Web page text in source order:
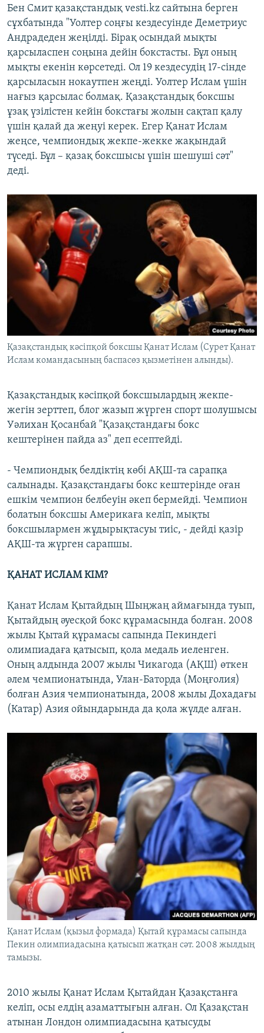
Бен Смит қазақстандық vesti.kz сайтына берген
сұхбатында "Уолтер соңғы кездесуінде Деметриус
Андрадеден жеңілді. Бірақ осындай мықты
қарсыласпен соңына дейін бокстасты. Бұл оның
мықты екенін көрсетеді. Ол 19 кездесудің 17-сінде
қарсыласын нокаутпен жеңді. Уолтер Ислам үшін
нағыз қарсылас болмақ. Қазақстандық боксшы
ұзақ үзілістен кейін бокстағы жолын сақтап қалу
үшін қалай да жеңуі керек. Егер Қанат Ислам
жеңсе, чемпиондық жекпе-жекке жақындай
түседі. Бұл – қазақ боксшысы үшін шешуші сәт"
деді.
Қазақстандық кәсіпқой боксшы Қанат Ислам (Сурет Қанат
Ислам командасының баспасөз қызметінен алынды).
Қазақстандық кәсіпқой боксшылардың жекпе-
жегін зерттеп, блог жазып жүрген спорт шолушысы
Уәлихан Қосанбай "Қазақстандағы бокс
кештерінен пайда аз" деп есептейді.
- Чемпиондық белдіктің көбі АҚШ-та сарапқа
салынады. Қазақстандағы бокс кештерінде оған
ешкім чемпион белбеуін әкеп бермейді. Чемпион
болатын боксшы Америкаға келіп, мықты
боксшылармен жұдырықтасуы тиіс, - дейді қазір
АҚШ-та жүрген сарапшы.
ҚАНАТ ИСЛАМ КІМ?
Қанат Ислам Қытайдың Шыңжаң аймағында туып,
Қытайдың әуесқой бокс құрамасында болған. 2008
жылы Қытай құрамасы сапында Пекиндегі
олимпиадаға қатысып, қола медаль иеленген.
Оның алдында 2007 жылы Чикагода (АҚШ) өткен
әлем чемпионатында, Улан-Баторда (Моңғолия)
болған Азия чемпионатында, 2008 жылы Дохадағы
(Катар) Азия ойындарында да қола жүлде алған.
Қанат Ислам (қызыл формада) Қытай құрамасы сапында
Пекин олимпиадасына қатысып жатқан сәт. 2008 жылдың
тамызы.
2010 жылы Қанат Ислам Қытайдан Қазақстанға
келіп, осы елдің азаматтығын алған. Ол Қазақстан
атынан Лондон олимпиадасына қатысуды